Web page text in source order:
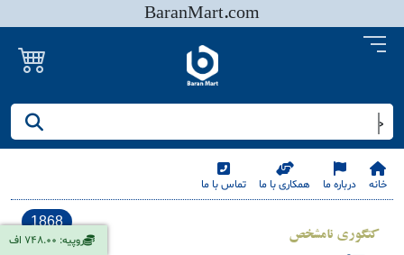
BaranMart.com
جستجو کنید/ همه چیز در باران مارت
خانه درباره ما همکاری با ما تماس با ما
روپیه: 748.00 اف
1868
کتگوری نامشخص